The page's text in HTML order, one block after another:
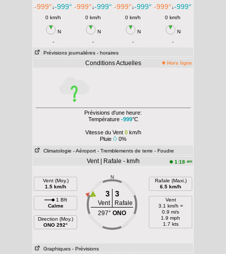
-999°↓-999° -999°↓-999° -999°↓-999° -999°↓-999°
0 km/h 0 km/h 0 km/h 0 km/h
N N N
N
-
- -
-
Prévisions journalières - horaires
Conditions Actuelles Hors ligne
Prévisions d'une heure:
Température -999°C
Vitesse du Vent 0km/h
Pluie
0%
Climatologie - Aéroport - Tremblements de terre - Foudre
Vent | Rafale - km/h 1:18 am
Vent (Moy.)
1.5 km/h
1 Bft
Calme
Direction (Moy.)
ONO 292°
N
3 3
Vent
Rafale
297° ONO
Rafale (Maxi.)
6.5 km/h
Vent
3.1 km/h =
0.9 m/s
1.9 mph
1.7 kts
Graphiques - Prévisions